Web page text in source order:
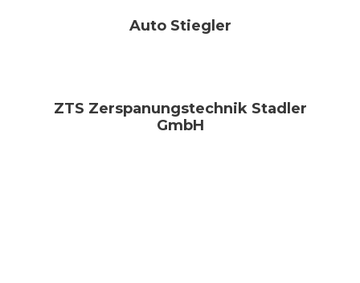
Auto Stiegler
ZTS Zerspanungstechnik Stadler
GmbH